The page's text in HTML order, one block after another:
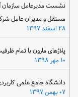
نشست مدیرعامل سازمان
مستقل و مدیران عامل
۲۸ اسفند ۱۳۹۷
پلاژهای مارون با تمام
دانشگاه جامع علمی
۰۷ بهمن ۱۳۹۷